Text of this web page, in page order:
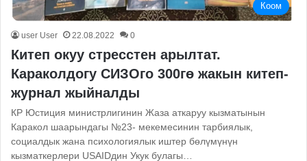
Коом
user User 22.08.2022 0
Китеп окуу стресстен арылтат.
Караколдогу СИЗОго 300гө жакын китеп-
журнал жыйналды
КР Юстиция министрлигинин Жаза аткаруу кызматынын
Каракол шаарындагы №23- мекемесинин тарбиялык,
социалдык жана психологиялык иштер бөлүмүнүн
кызматкерлери USAIDдин Укук булагы…